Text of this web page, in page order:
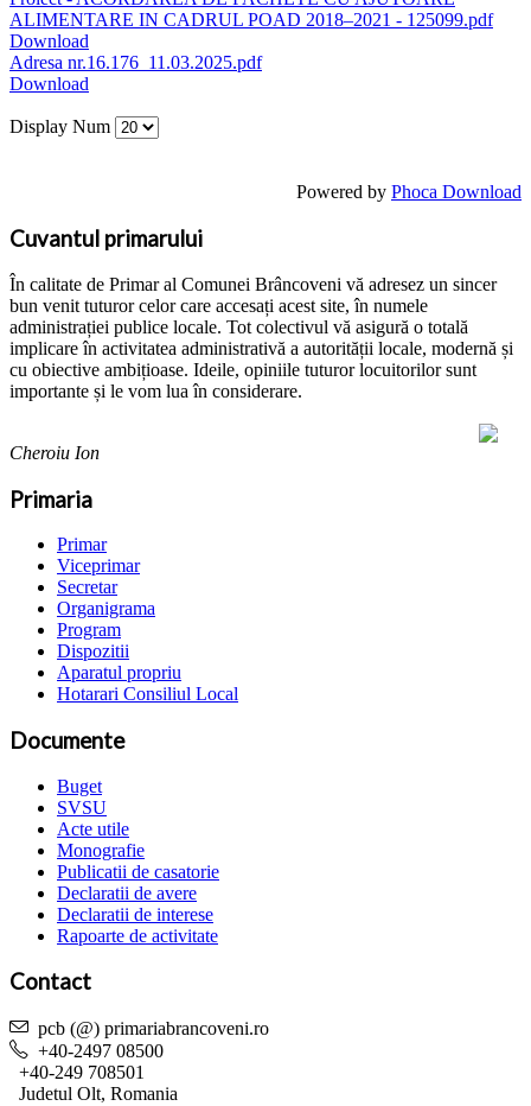
ALIMENTARE IN CADRUL POAD 2018–2021 - 125099.pdf
Download
Adresa nr.16.176_11.03.2025.pdf
Download
Display Num
Powered by Phoca Download
Cuvantul primarului
În calitate de Primar al Comunei Brâncoveni vă adresez un sincer
bun venit tuturor celor care accesați acest site, în numele
administrației publice locale. Tot colectivul vă asigură o totală
implicare în activitatea administrativă a autorității locale, modernă și
cu obiective ambițioase. Ideile, opiniile tuturor locuitorilor sunt
importante și le vom lua în considerare.
Cheroiu Ion
Primaria
Primar
Viceprimar
Secretar
Organigrama
Program
Dispozitii
Aparatul propriu
Hotarari Consiliul Local
Documente
Buget
SVSU
Acte utile
Monografie
Publicatii de casatorie
Declaratii de avere
Declaratii de interese
Rapoarte de activitate
Contact
pcb (@) primariabrancoveni.ro
+40-2497 08500
+40-249 708501
Judetul Olt, Romania